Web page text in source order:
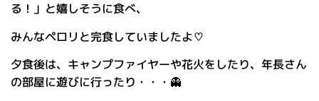
る！」と嬉しそうに食べ、
みんなペロリと完食していましたよ♡
夕食後は、キャンプファイヤーや花火をしたり、年長さん
の部屋に遊びに行ったり・・・👻